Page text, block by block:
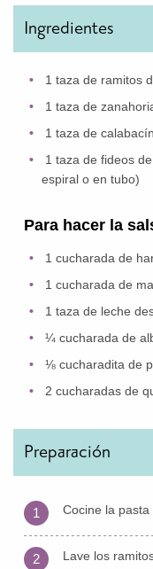
Ingredientes
1 taza de ramitos
1 taza de
1 taza de
1 taza de fideos
espiral o en tubo)
Para hacer la
1 cucharada de
1 cucharada de
1 taza de leche
¼ cucharada de
⅛ cucharadita de
2 cucharadas de
Preparación
1 Cocine la pasta
2
Lave los